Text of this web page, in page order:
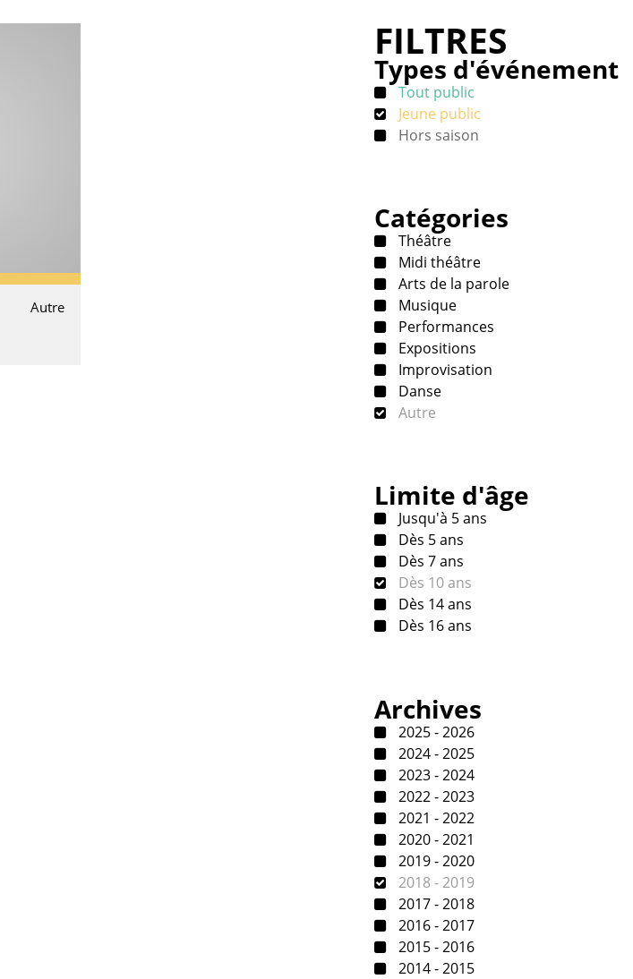
Autre
FILTRES
Types d'événement
Tout public
Jeune public
Hors saison
Catégories
Théâtre
Midi théâtre
Arts de la parole
Musique
Performances
Expositions
Improvisation
Danse
Autre
Limite d'âge
Jusqu'à 5 ans
Dès 5 ans
Dès 7 ans
Dès 10 ans
Dès 14 ans
Dès 16 ans
Archives
2025 - 2026
2024 - 2025
2023 - 2024
2022 - 2023
2021 - 2022
2020 - 2021
2019 - 2020
2018 - 2019
2017 - 2018
2016 - 2017
2015 - 2016
2014 - 2015